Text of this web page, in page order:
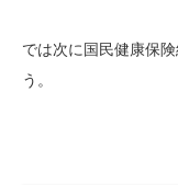
では次に国民健康保
う。